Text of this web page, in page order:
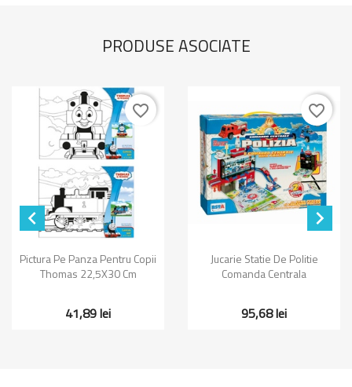
PRODUSE ASOCIATE

Pictura Pe Panza Pentru Copii
Thomas 22,5X30 Cm
41,89 lei
favorite_border
Jucarie Statie De Politie
Comanda Centrala
95,68 lei
favorite_border
